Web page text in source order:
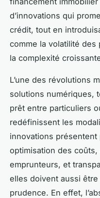
d’innovations qui
crédit, tout en
comme la volatilité
la complexité
L’une des révolutions
solutions numériques,
prêt entre particuliers
redéfinissent les
innovations
optimisation des
emprunteurs, et
elles doivent aussi
prudence. En effet,